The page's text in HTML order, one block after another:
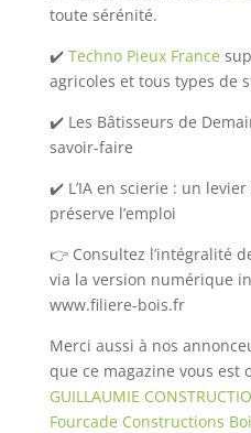
toute sérénité.
✔️ Techno Pieux France
agricoles et tous types de
✔️ Les Bâtisseurs de
savoir-faire
✔️ L’IA en scierie : un
préserve l’emploi
👉 Consultez l’intégralité
via la version numérique
www.filiere-bois.fr
Merci aussi à nos
que ce magazine vous est
GUILLAUMIE
Fourcade Constructions